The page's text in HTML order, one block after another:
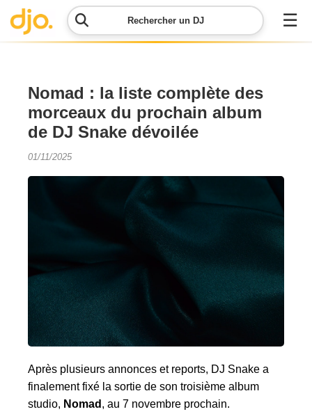
Rechercher un DJ ☰
Menu
Contacter
DJO
Nomad : la liste complète des
morceaux du prochain album
de DJ Snake dévoilée
01/11/2025
Après plusieurs annonces et reports, DJ Snake a
finalement fixé la sortie de son troisième album
studio, Nomad , au 7 novembre prochain.